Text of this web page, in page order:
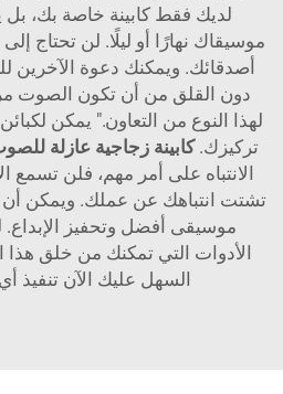
لديك فقط كابينة خاصة بك،
موسيقاك نهارًا أو ليلًا. لن تحتاج
أصدقائك. ويمكنك دعوة الآخرين
دون القلق من أن تكون الصوت
لهذا النوع من التعاون." يمكن
تركيزك.كابينة زجاجية عازلة
الانتباه على أمر مهم، فلن تسمع
تشتت انتباهك عن عملك. ويمكن أن
موسيقى أفضل وتحفيز الإبداع.
الأدوات التي تمكنك من خلق هذا
السهل عليك الآن تنفيذ